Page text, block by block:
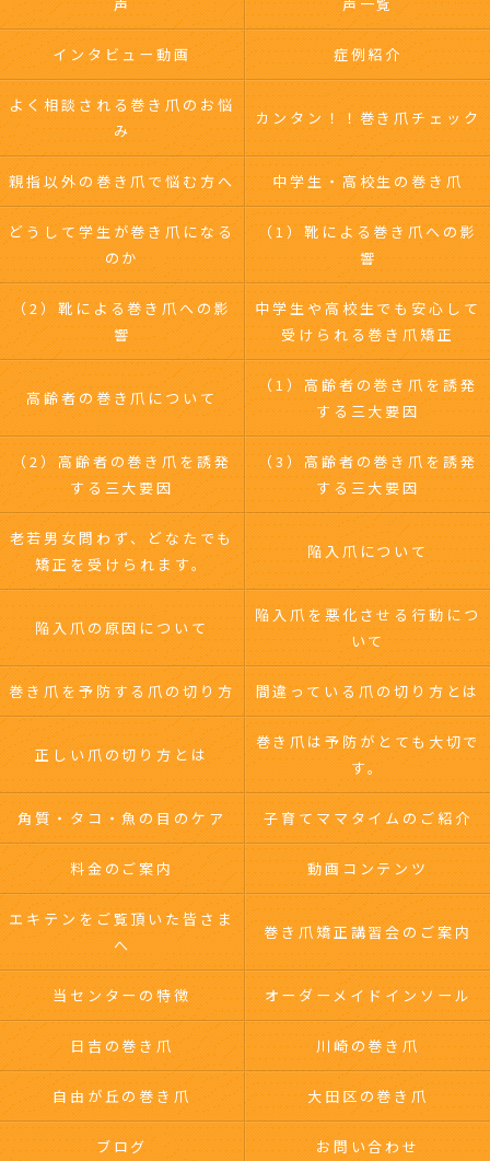
インタビュー動画 症例紹介
よく相談される巻き爪のお悩
み
カンタン！！巻き爪チェック
親指以外の巻き爪で悩む方へ 中学生・高校生の巻き爪
どうして学生が巻き爪になる
のか
（1）靴による巻き爪への影
響
（2）靴による巻き爪への影
響
中学生や高校生でも安心して
受けられる巻き爪矯正
高齢者の巻き爪について
（1）高齢者の巻き爪を誘発
する三大要因
（2）高齢者の巻き爪を誘発
する三大要因
（3）高齢者の巻き爪を誘発
する三大要因
老若男女問わず、どなたでも
矯正を受けられます。
陥入爪について
陥入爪の原因について
陥入爪を悪化させる行動につ
いて
巻き爪を予防する爪の切り方 間違っている爪の切り方とは
正しい爪の切り方とは
巻き爪は予防がとても大切で
す。
角質・タコ・魚の目のケア 子育てママタイムのご紹介
料金のご案内 動画コンテンツ
エキテンをご覧頂いた皆さま
へ
巻き爪矯正講習会のご案内
当センターの特徴 オーダーメイドインソール
日吉の巻き爪 川崎の巻き爪
自由が丘の巻き爪 大田区の巻き爪
ブログ お問い合わせ